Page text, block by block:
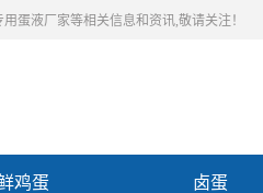
蛋液厂家等相关信息和资讯,敬请关注！
鸡蛋 卤蛋